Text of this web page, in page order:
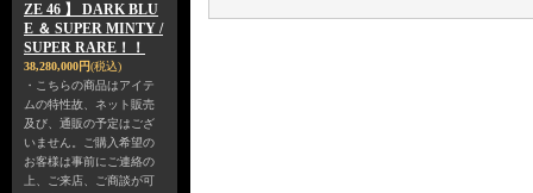
ZE 46 】 DARK BLU
E ＆ SUPER MINTY /
SUPER RARE！！
38,280,000円(税込)
・こちらの商品はアイテ
ムの特性故、ネット販売
及び、通販の予定はござ
いません。ご購入希望の
お客様は事前にご連絡の
上、ご来店、ご商談が可